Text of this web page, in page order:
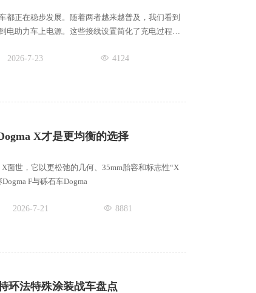
都正在稳步发展。随着两者越来越普及，我们看到
电助力车上电源。这些接线设置简化了充电过程，
2026-7-23 4124
X才是更均衡的选择
面世，它以更松弛的几何、35mm胎容和标志性“X
F与砾石车Dogma
2026-7-21 8881
环法特殊涂装战车盘点